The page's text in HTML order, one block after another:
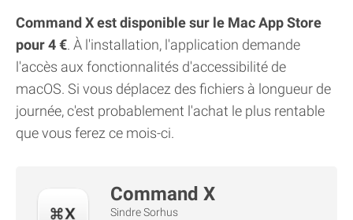
Command X est disponible sur le Mac App Store
pour 4 €. À l'installation, l'application demande
l'accès aux fonctionnalités d'accessibilité de
macOS. Si vous déplacez des fichiers à longueur de
journée, c'est probablement l'achat le plus rentable
que vous ferez ce mois-ci.
Command X
Sindre Sorhus